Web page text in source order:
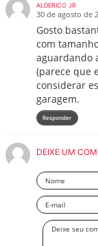
ALDERICO JR
30 de agosto de
Gosto
com
aguardando
(parece que
considerar
garagem.
Responder
DEIXE UM
Nome
Email
Deixe